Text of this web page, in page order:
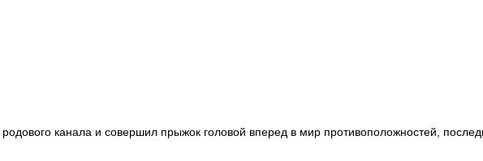
канала и совершил прыжок головой вперед в мир противоположностей,